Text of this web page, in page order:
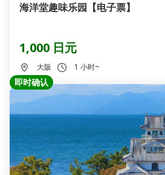
海洋堂趣味乐园【电子票】
1,000 日元
大阪 1 小时~
即时确认